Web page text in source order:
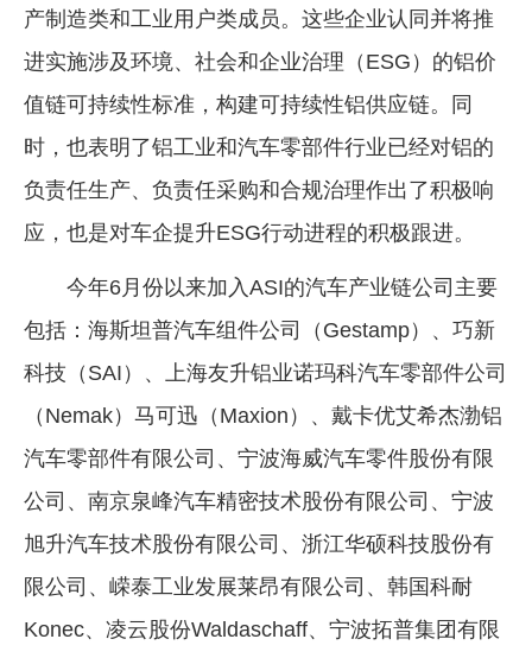
党建工作
企业文化
《资源再生》杂志
行情报价
产制造类和工业用户类成员。这些企业认同并将推
进实施涉及环境、社会和企业治理（ESG）的铝价
值链可持续性标准，构建可持续性铝供应链。同
时，也表明了铝工业和汽车零部件行业已经对铝的
负责任生产、负责任采购和合规治理作出了积极响
应，也是对车企提升ESG行动进程的积极跟进。
今年6月份以来加入ASI的汽车产业链公司主要
包括：海斯坦普汽车组件公司（Gestamp）、巧新
科技（SAI）、上海友升铝业诺玛科汽车零部件公司
（Nemak）马可迅（Maxion）、戴卡优艾希杰渤铝
汽车零部件有限公司、宁波海威汽车零件股份有限
公司、南京泉峰汽车精密技术股份有限公司、宁波
旭升汽车技术股份有限公司、浙江华硕科技股份有
限公司、嵘泰工业发展莱昂有限公司、韩国科耐
Konec、凌云股份Waldaschaff、宁波拓普集团有限